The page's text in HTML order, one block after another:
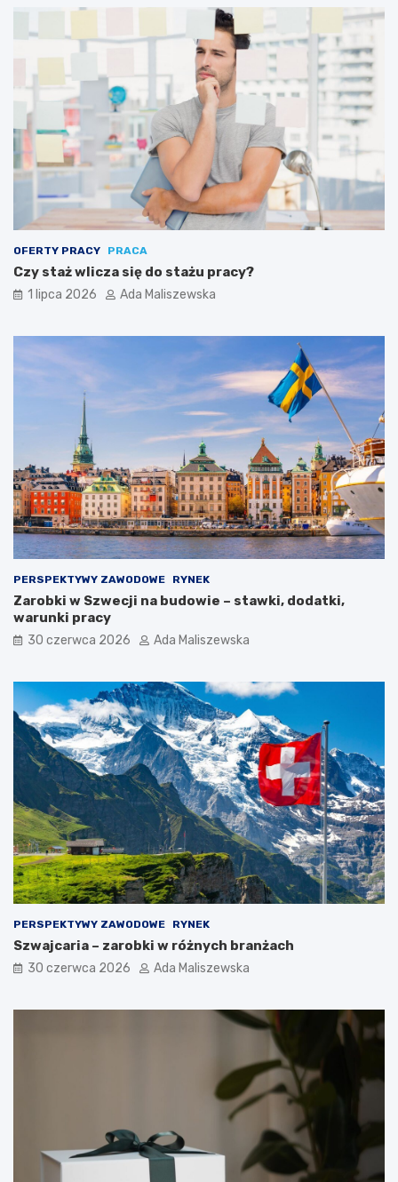
OFERTY PRACY PRACA
Czy staż wlicza się do stażu pracy?
1 lipca 2026 Ada Maliszewska
PERSPEKTYWY ZAWODOWE RYNEK
Zarobki w Szwecji na budowie – stawki, dodatki,
warunki pracy
30 czerwca 2026 Ada Maliszewska
PERSPEKTYWY ZAWODOWE RYNEK
Szwajcaria – zarobki w różnych branżach
30 czerwca 2026 Ada Maliszewska